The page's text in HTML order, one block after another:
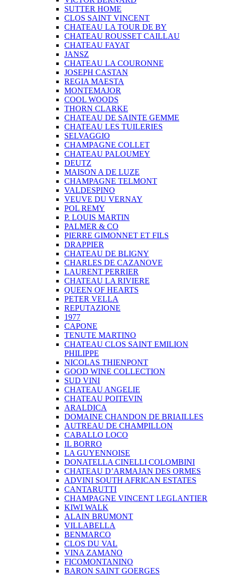
SUTTER HOME
CLOS SAINT VINCENT
CHATEAU LA TOUR DE BY
CHATEAU ROUSSET CAILLAU
CHATEAU FAYAT
JANSZ
CHATEAU LA COURONNE
JOSEPH CASTAN
REGIA MAESTA
MONTEMAJOR
COOL WOODS
THORN CLARKE
CHATEAU DE SAINTE GEMME
CHATEAU LES TUILERIES
SELVAGGIO
CHAMPAGNE COLLET
CHATEAU PALOUMEY
DEUTZ
MAISON A DE LUZE
CHAMPAGNE TELMONT
VALDESPINO
VEUVE DU VERNAY
POL REMY
P. LOUIS MARTIN
PALMER & CO
PIERRE GIMONNET ET FILS
DRAPPIER
CHATEAU DE BLIGNY
CHARLES DE CAZANOVE
LAURENT PERRIER
CHATEAU LA RIVIERE
QUEEN OF HEARTS
PETER VELLA
REPUTAZIONE
1977
CAPONE
TENUTE MARTINO
CHATEAU CLOS SAINT EMILION
PHILIPPE
NICOLAS THIENPONT
GOOD WINE COLLECTION
SUD VINI
CHATEAU ANGELIE
CHATEAU POITEVIN
ARALDICA
DOMAINE CHANDON DE BRIAILLES
AUTREAU DE CHAMPILLON
CABALLO LOCO
IL BORRO
LA GUYENNOISE
DONATELLA CINELLI COLOMBINI
CHATEAU D’ARMAJAN DES ORMES
ADVINI SOUTH AFRICAN ESTATES
CANTARUTTI
CHAMPAGNE VINCENT LEGLANTIER
KIWI WALK
ALAIN BRUMONT
VILLABELLA
BENMARCO
CLOS DU VAL
VINA ZAMANO
FICOMONTANINO
BARON SAINT GOERGES